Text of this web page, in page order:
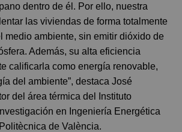
dentro de él. Por ello, nuestra
las viviendas de forma totalmente
medio ambiente, sin emitir dióxido de
Además, su alta eficiencia
calificarla como energía renovable,
del ambiente”, destaca José
del área térmica del Instituto
en Ingeniería Energética
de València.